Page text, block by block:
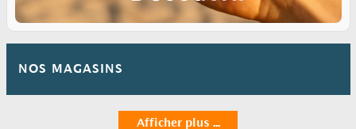
NOS MAGASINS
Afficher plus ...